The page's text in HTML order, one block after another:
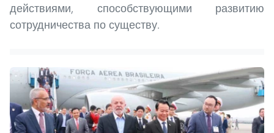
действиями, способствующими развитию
сотрудничества по существу.